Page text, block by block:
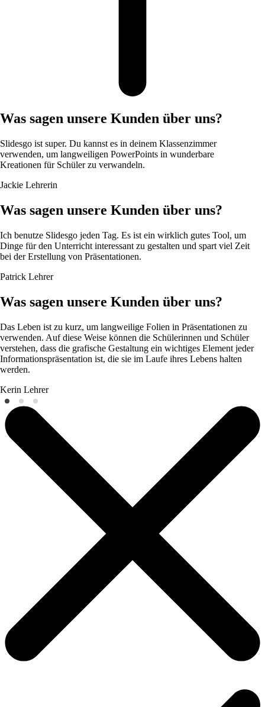
Was sagen unsere Kunden über uns?
Slidesgo ist super. Du kannst es in deinem Klassenzimmer
verwenden, um langweiligen PowerPoints in wunderbare
Kreationen für Schüler zu verwandeln.
Jackie Lehrerin
Was sagen unsere Kunden über uns?
Ich benutze Slidesgo jeden Tag. Es ist ein wirklich gutes Tool, um
Dinge für den Unterricht interessant zu gestalten und spart viel Zeit
bei der Erstellung von Präsentationen.
Patrick Lehrer
Was sagen unsere Kunden über uns?
Das Leben ist zu kurz, um langweilige Folien in Präsentationen zu
verwenden. Auf diese Weise können die Schülerinnen und Schüler
verstehen, dass die grafische Gestaltung ein wichtiges Element jeder
Informationspräsentation ist, die sie im Laufe ihres Lebens halten
werden.
Kerin Lehrer